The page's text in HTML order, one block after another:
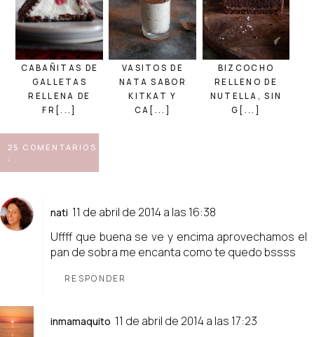
CABAÑITAS DE
GALLETAS
RELLENA DE
FR[...]
VASITOS DE
NATA SABOR
KITKAT Y
CA[...]
BIZCOCHO
RELLENO DE
NUTELLA, SIN
G[...]
25 COMENTARIOS
:
nati 11 de abril de 2014 a las 16:38
Uffff que buena se ve y encima aprovechamos el
pan de sobra me encanta como te quedo bssss
RESPONDER
inmamaquito 11 de abril de 2014 a las 17:23